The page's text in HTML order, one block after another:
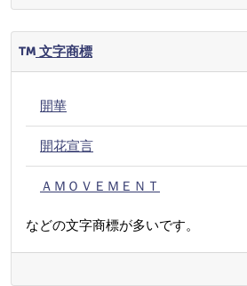
文字商標
開華
開花宣言
ＡＭＯＶＥＭＥＮＴ
などの文字商標が多いです。